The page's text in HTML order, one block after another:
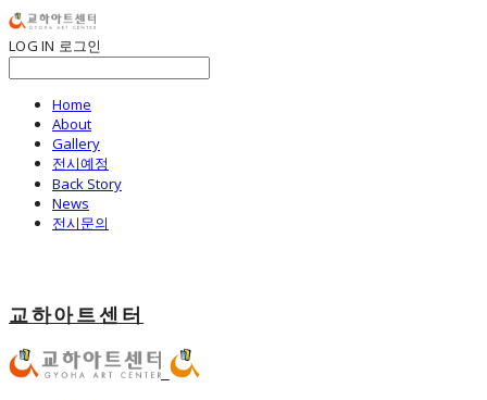
LOG IN 로그인
Home
About
Gallery
전시예정
Back Story
News
전시문의
교하아트센터